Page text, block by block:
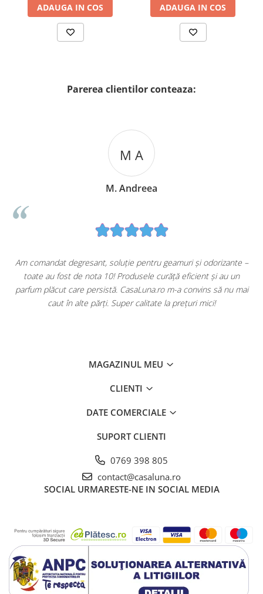
ADAUGA IN COS ADAUGA IN COS
Parerea clientilor conteaza:
M A
M. Andreea
Am comandat degresant, soluție pentru geamuri și odorizante –
toate au fost de nota 10! Produsele curăță eficient și au un
parfum plăcut care persistă. CasaLuna.ro m-a convins să nu mai
caut în alte părți. Super calitate la prețuri mici!
MAGAZINUL MEU
CLIENTI
DATE COMERCIALE
SUPORT CLIENTI
0769 398 805
contact@casaluna.ro
SOCIAL URMARESTE-NE IN SOCIAL MEDIA